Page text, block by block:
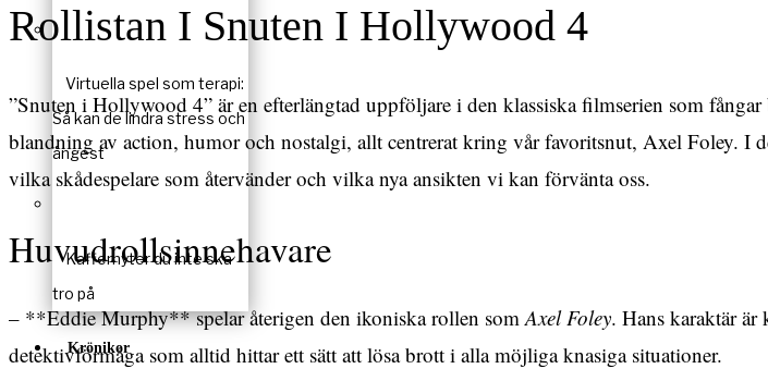
Virtuella spel som terapi:
Så kan de lindra stress och
ångest
Kaffemyter du inte ska
tro på
Krönikor
Rollistan I Snuten I Hollywood 4
”Snuten i Hollywood 4” är en efterlängtad uppföljare i den klassiska filmserien som
blandning av action, humor och nostalgi, allt centrerat kring vår favoritsnut, Axel Foley. I
vilka skådespelare som återvänder och vilka nya ansikten vi kan förvänta oss.
Huvudrollsinnehavare
– **Eddie Murphy** spelar återigen den ikoniska rollen somAxel Foley. Hans karaktär
detektivförmåga som alltid hittar ett sätt att lösa brott i alla möjliga knasiga situationer.